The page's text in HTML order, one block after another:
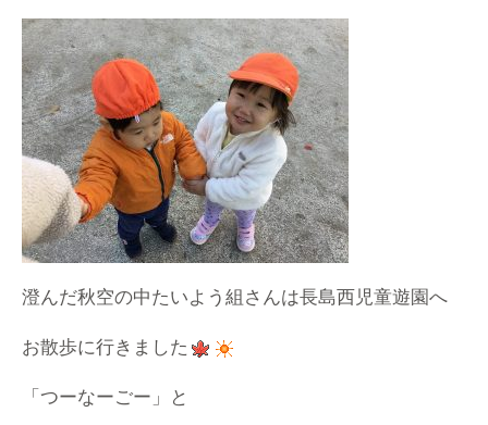
澄んだ秋空の中たいよう組さんは長島西児童遊園へ
お散歩に行きました
「つーなーごー」と